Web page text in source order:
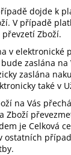
dojde k
V případě
Zboží.
v elektronické
zaslána na
zaslána
také v
na Vás
Zboží
je Celková
ostatních